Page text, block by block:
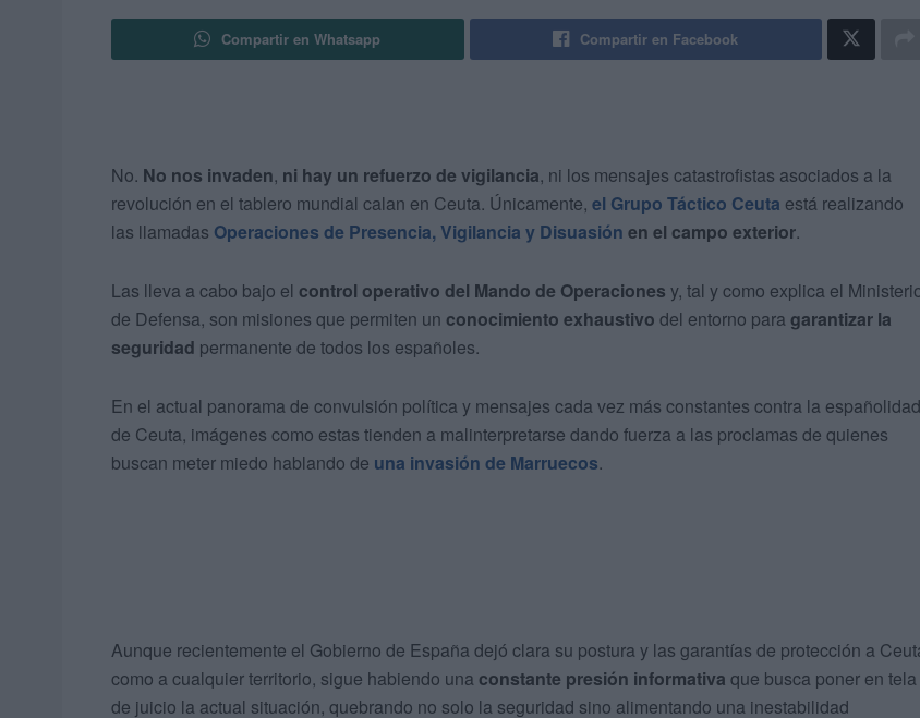
Compartir en Whatsapp Compartir en Facebook
No. No nos invaden, ni hay un refuerzo de vigilancia, ni los mensajes catastrofistas asociados a la
revolución en el tablero mundial calan en Ceuta. Únicamente, el Grupo Táctico Ceuta está realizando
las llamadas Operaciones de Presencia, Vigilancia y Disuasión en el campo exterior.
Las lleva a cabo bajo el control operativo del Mando de Operaciones y, tal y como explica el
de Defensa, son misiones que permiten un conocimiento exhaustivo del entorno para garantizar la
seguridad permanente de todos los españoles.
En el actual panorama de convulsión política y mensajes cada vez más constantes contra la españolidad
de Ceuta, imágenes como estas tienden a malinterpretarse dando fuerza a las proclamas de quienes
buscan meter miedo hablando de una invasión de Marruecos.
Aunque recientemente el Gobierno de España dejó clara su postura y las garantías de protección a
como a cualquier territorio, sigue habiendo una constante presión informativa que busca poner en tela
de juicio la actual situación, quebrando no solo la seguridad sino alimentando una inestabilidad